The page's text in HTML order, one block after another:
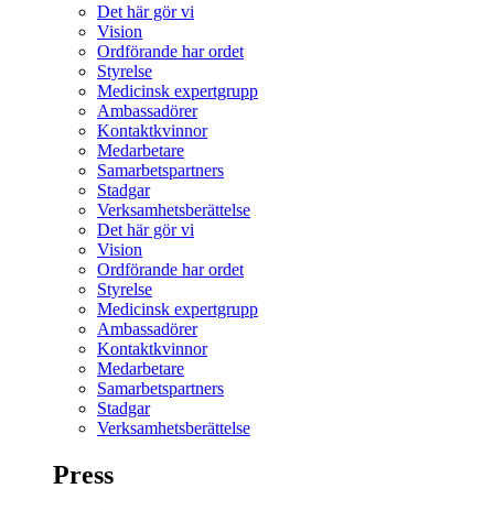
Det här gör vi
Vision
Ordförande har ordet
Styrelse
Medicinsk expertgrupp
Ambassadörer
Kontaktkvinnor
Medarbetare
Samarbetspartners
Stadgar
Verksamhetsberättelse
Det här gör vi
Vision
Ordförande har ordet
Styrelse
Medicinsk expertgrupp
Ambassadörer
Kontaktkvinnor
Medarbetare
Samarbetspartners
Stadgar
Verksamhetsberättelse
Press